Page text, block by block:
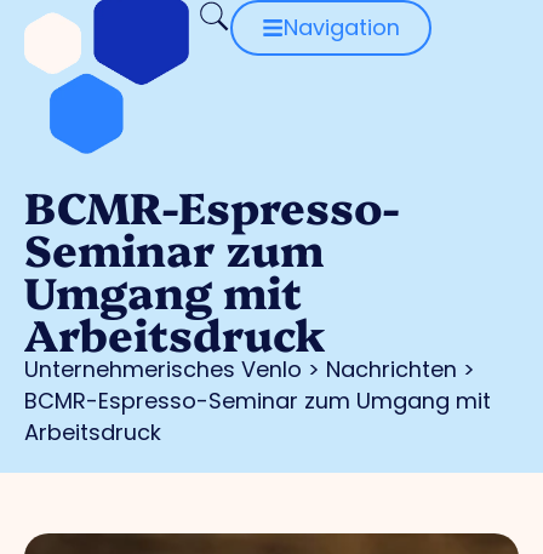
Navigation
BCMR-Espresso-
Seminar zum
Umgang mit
Arbeitsdruck
Unternehmerisches Venlo > Nachrichten >
BCMR-Espresso-Seminar zum Umgang mit
Arbeitsdruck